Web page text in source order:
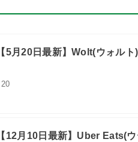
【5月20日最新】Wolt(ウォル
【12月10日最新】Uber Eats(